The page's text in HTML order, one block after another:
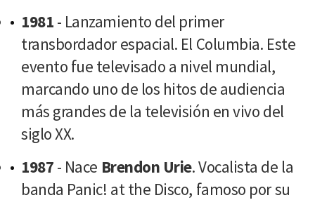
1981 - Lanzamiento del primer
transbordador espacial. El Columbia. Este
evento fue televisado a nivel mundial,
marcando uno de los hitos de audiencia
más grandes de la televisión en vivo del
siglo XX.
1987 - Nace Brendon Urie. Vocalista de la
banda Panic! at the Disco, famoso por su